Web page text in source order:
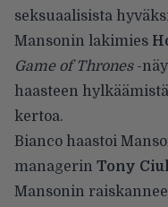
seksuaalisista
Mansonin lakimies
Game of Thrones-
haasteen
kertoa.
Bianco haastoi
managerin Tony
Mansonin